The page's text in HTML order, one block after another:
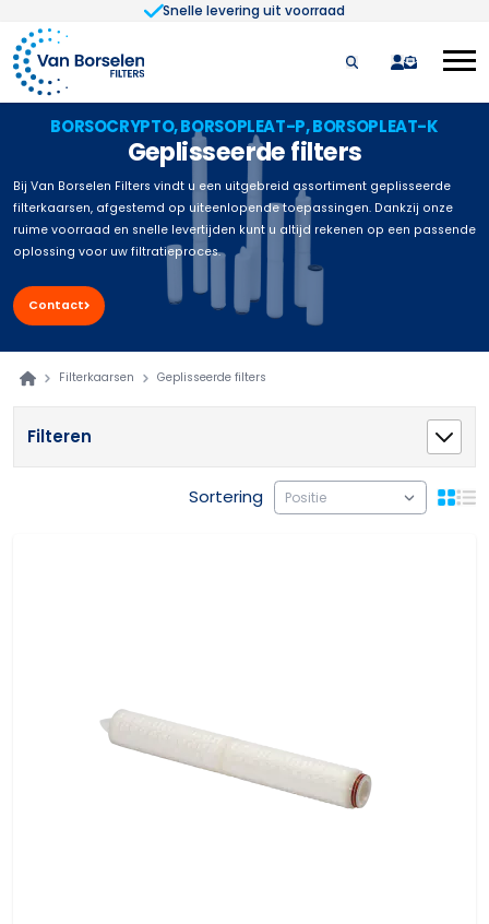
Snelle levering uit voorraad
Ga naar de inhoud
quote
BORSOCRYPTO, BORSOPLEAT-P, BORSOPLEAT-K
Geplisseerde filters
Bij Van Borselen Filters vindt u een uitgebreid assortiment geplisseerde
filterkaarsen, afgestemd op uiteenlopende toepassingen. Dankzij onze
ruime voorraad en snelle levertijden kunt u altijd rekenen op een passende
oplossing voor uw filtratieproces.
Contact
Filterkaarsen Geplisseerde filters
Filteren
Sortering